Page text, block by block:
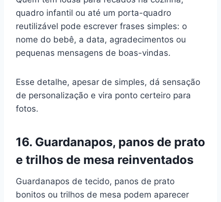
quadro infantil ou até um porta-quadro
reutilizável pode escrever frases simples: o
nome do bebê, a data, agradecimentos ou
pequenas mensagens de boas-vindas.
Esse detalhe, apesar de simples, dá sensação
de personalização e vira ponto certeiro para
fotos.
16. Guardanapos, panos de prato
e trilhos de mesa reinventados
Guardanapos de tecido, panos de prato
bonitos ou trilhos de mesa podem aparecer